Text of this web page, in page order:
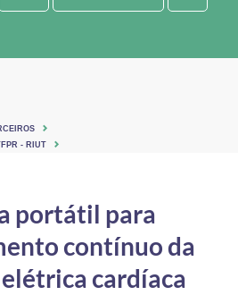
- RIUT
portátil para
contínuo da
cardíaca